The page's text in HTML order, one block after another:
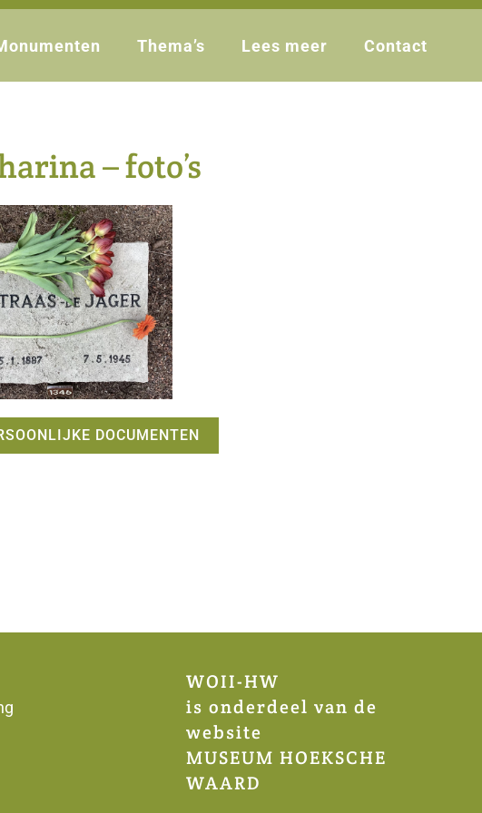
Thema’s Lees meer Contact
– foto’s
DOCUMENTEN
WOII-HW
is onderdeel van de
website
MUSEUM HOEKSCHE
WAARD